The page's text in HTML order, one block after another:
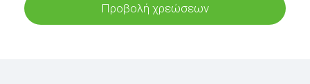
Προβολή χρεώσεων